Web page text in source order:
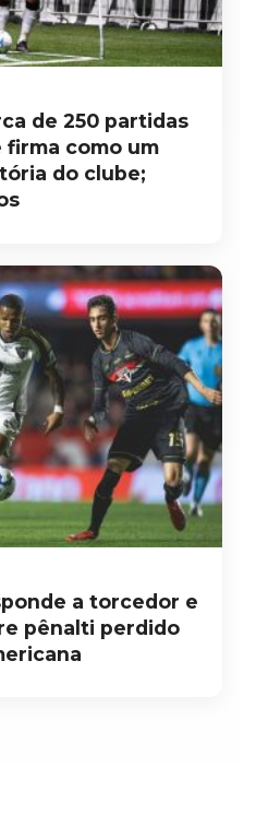
de 250 partidas
como um
do clube;
a torcedor e
pênalti perdido